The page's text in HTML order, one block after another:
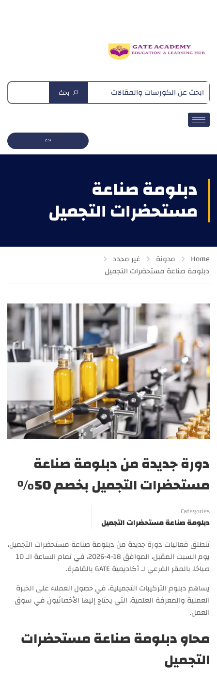
بحث
بدء
دبلومة صناعة
مستحضرات التجميل
Home مدونة
غير محدد
دبلومة صناعة مستحضرات التجميل
دورة جديدة من دبلومة صناعة
مستحضرات التجميل بخصم 50%
Categories
دبلومة صناعة مستحضرات التجميل
تنطلق فعاليات دورة جديدة من دبلومة صناعة مستحضرات التجميل،
يوم السبت المقبل، الموافق 18-4-2026، في تمام الساعة الـ 10
صباحًا، بالمقر الفرعي لـ أكاديمية GATE بالقاهرة.
يساهم دبلوم التركيبات التجميلية، في حصول العملاء على الخبرة
العملية والمعرفة العلمية، التي يحتاج إليها الأخصائيون في سوق
العمل.
محاو دبلومة صناعة مستحضرات
التجميل